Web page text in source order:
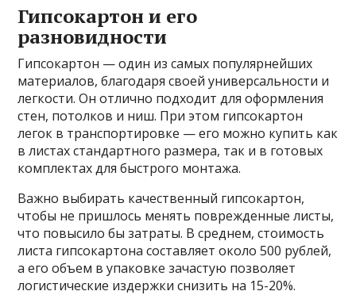
Гипсокартон и его
разновидности
Гипсокартон — один из самых популярнейших
материалов, благодаря своей универсальности и
легкости. Он отлично подходит для оформления
стен, потолков и ниш. При этом гипсокартон
легок в транспортировке — его можно купить как
в листах стандартного размера, так и в готовых
комплектах для быстрого монтажа.
Важно выбирать качественный гипсокартон,
чтобы не пришлось менять поврежденные листы,
что повысило бы затраты. В среднем, стоимость
листа гипсокартона составляет около 500 рублей,
а его объем в упаковке зачастую позволяет
логистические издержки снизить на 15-20%.